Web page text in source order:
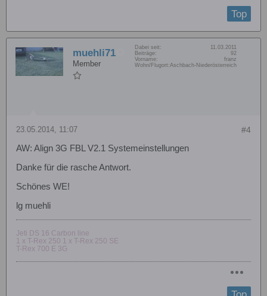
Top
muehli71
Member
Dabei seit:
11.03.2011
Beiträge:
92
Vorname:
franz
Wohn/Flugort:Aschbach-Niederösterreich
#4
23.05.2014, 11:07
AW: Align 3G FBL V2.1 Systemeinstellungen
Danke für die rasche Antwort.
Schönes WE!
lg muehli
Jeti DS 16 Carbon line
1 x T-Rex 250 1 x T-Rex 250 SE
T-Rex 700 E 3G